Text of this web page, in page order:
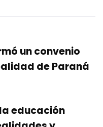
un convenio
de Paraná
educación